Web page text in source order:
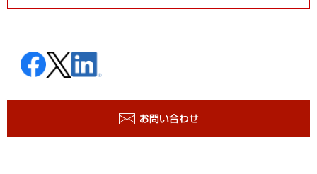
お問い合わせ